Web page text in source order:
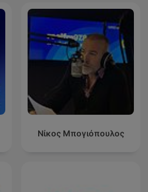
Νίκος Μπογιόπουλος